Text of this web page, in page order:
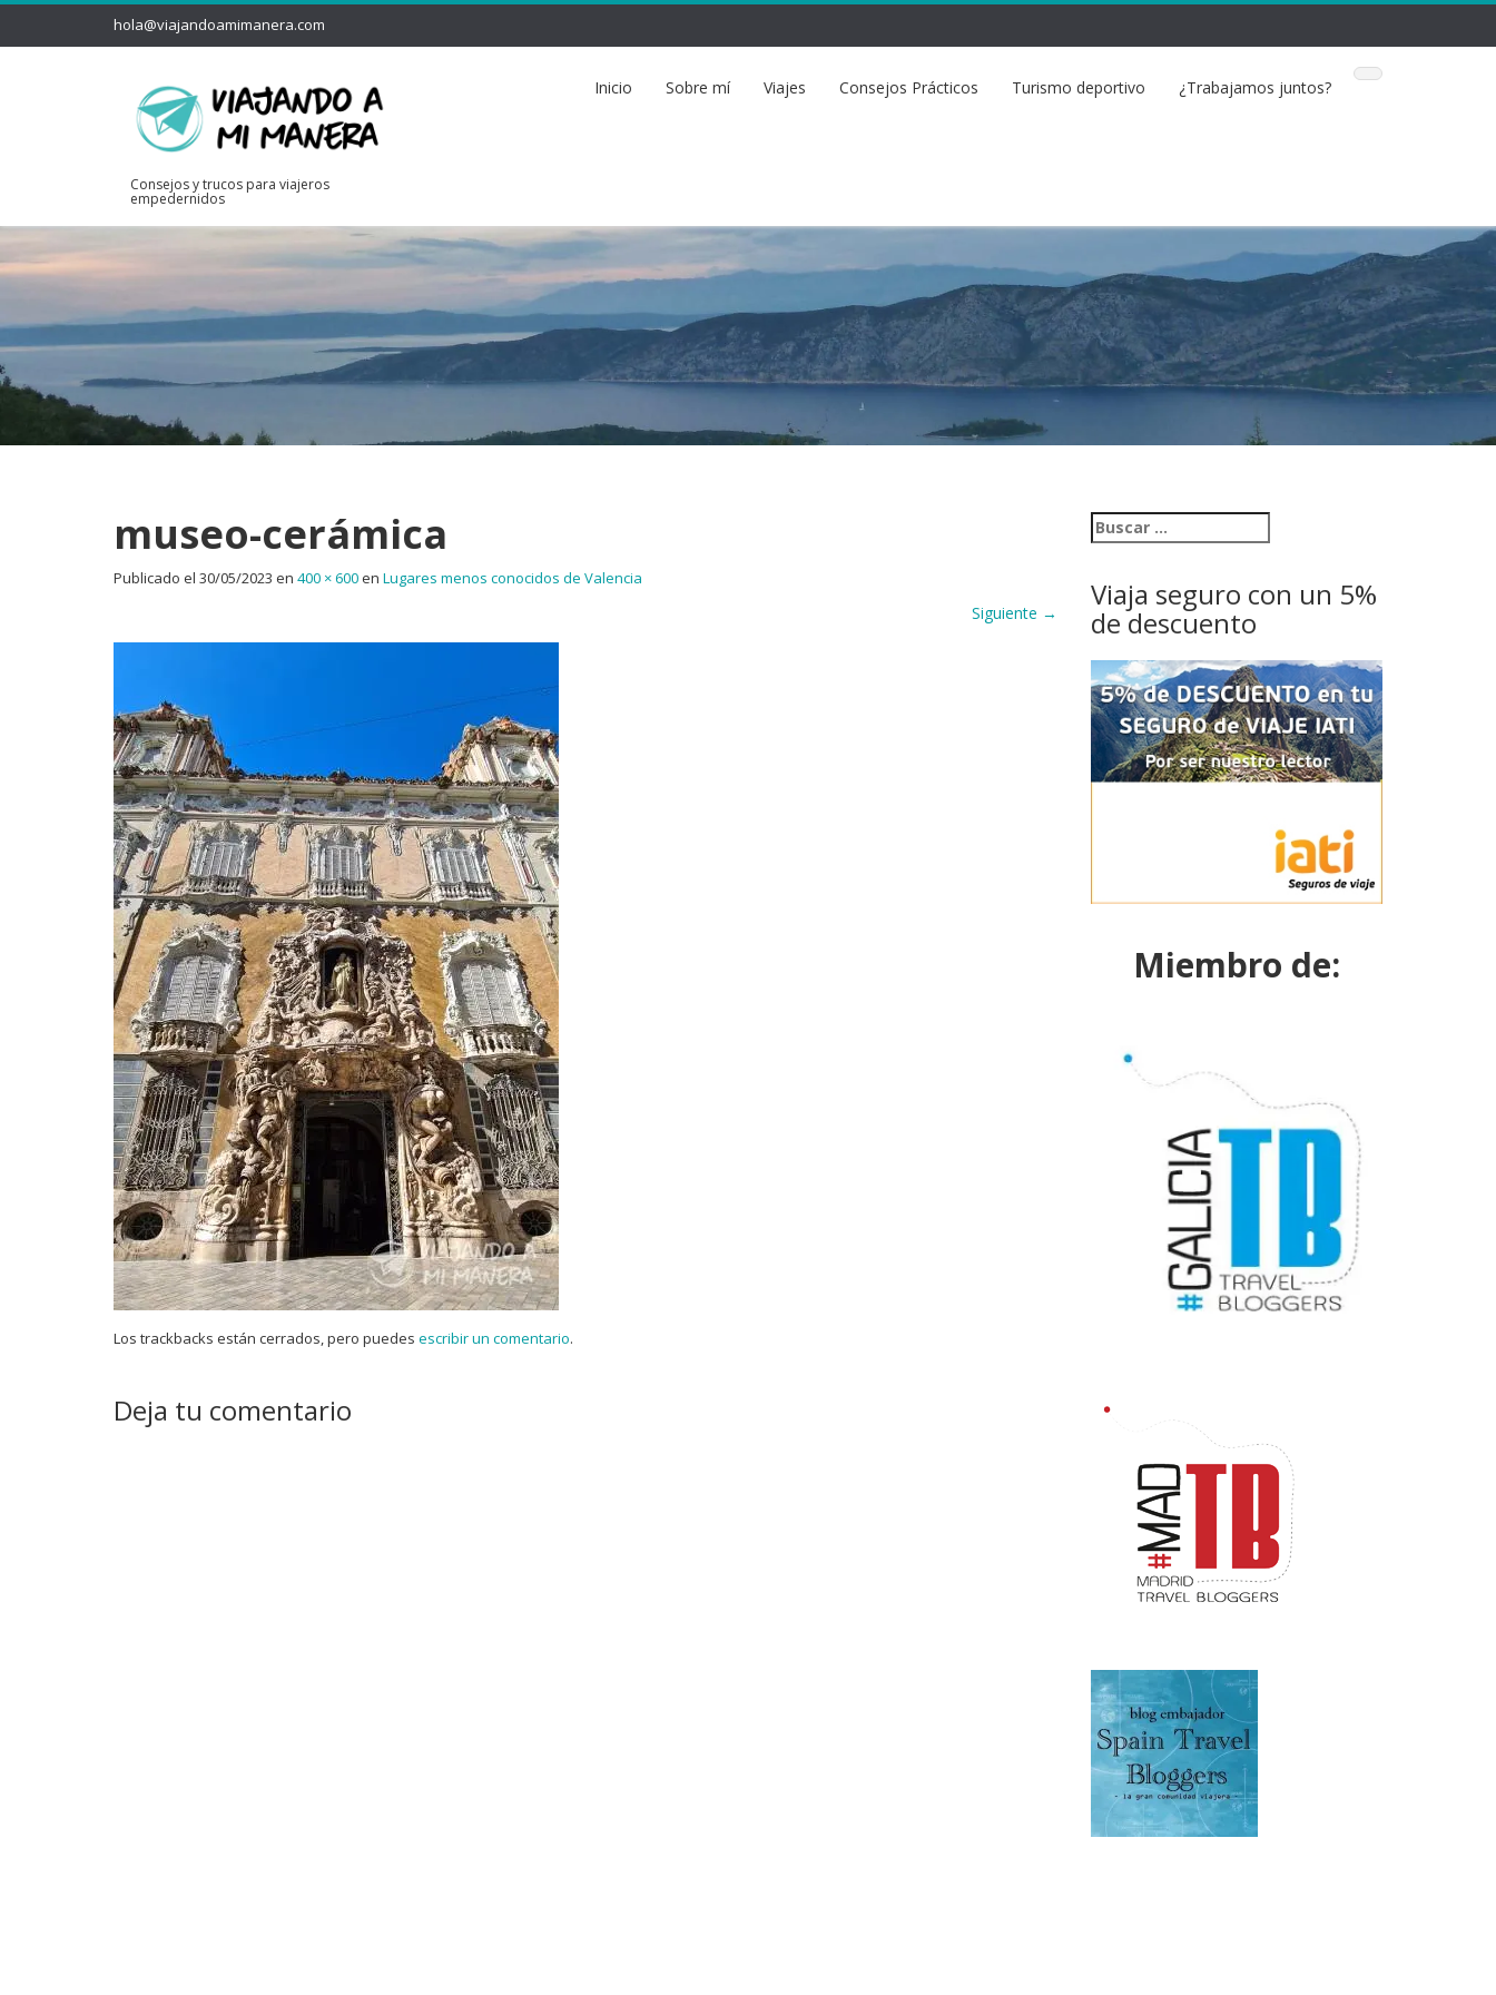
hola@viajandoamimanera.com
Consejos y trucos para viajeros
empedernidos
Inicio Sobre mí Viajes Consejos Prácticos Turismo deportivo ¿Trabajamos juntos?
museo-cerámica
Publicado el 30/05/2023 en 400 × 600en Lugares menos conocidos de Valencia
Siguiente →
Los trackbacks están cerrados, pero puedes escribir un comentario.
Deja tu comentario
Viaja seguro con un 5%
de descuento
Miembro de: